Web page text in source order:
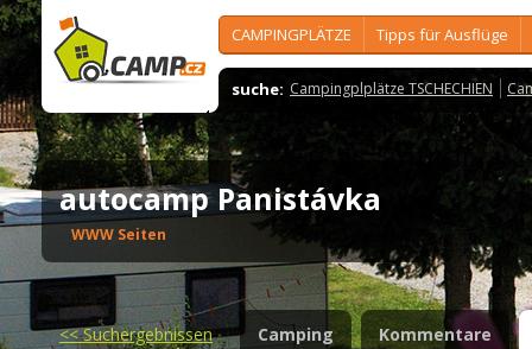
CAMPINGPLÄTZE Tipps für Ausflüge
suche: Campingplplätze TSCHECHIEN
autocamp Panistávka
WWW Seiten
<<Suchergebnissen Camping Kommentare